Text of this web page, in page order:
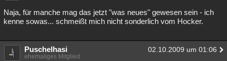
Naja, für manche mag das jetzt "was neues" gewesen sein - ich
kenne sowas... schmeißt mich nicht sonderlich vom Hocker.
Puschelhasi 02.10.2009 um 01:06
ehemaliges Mitglied